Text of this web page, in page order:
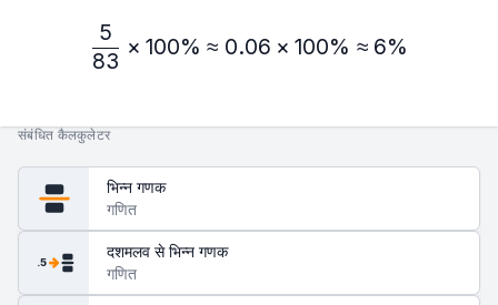
\frac{5}{83} × 100\% ≈
83
5
× 100% ≈ 0.06 × 100% ≈ 6%
संबंधित कैलकुलेटर
भिन्न गणक
गणित
.5
दशमलव से भिन्न गणक
गणित